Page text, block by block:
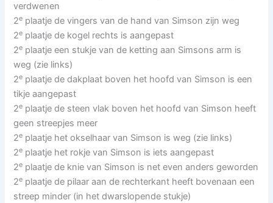
verdwenen
2e plaatje de vingers van de hand van Simson zijn weg
2e plaatje de kogel rechts is aangepast
2e plaatje een stukje van de ketting aan Simsons arm is
weg (zie links)
2e plaatje de dakplaat boven het hoofd van Simson is een
tikje aangepast
2e plaatje de steen vlak boven het hoofd van Simson heeft
geen streepjes meer
2e plaatje het okselhaar van Simson is weg (zie links)
2e plaatje het rokje van Simson is iets aangepast
2e plaatje de knie van Simson is net even anders geworden
2e plaatje de pilaar aan de rechterkant heeft bovenaan een
streep minder (in het dwarslopende stukje)